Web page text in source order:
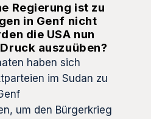
Regierung ist zu
in Genf nicht
die USA nun
auszuüben?
haben sich
im Sudan zu
um den Bürgerkrieg